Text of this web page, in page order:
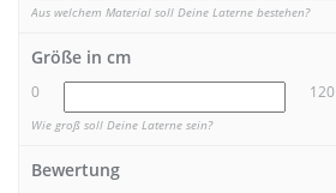
Aus welchem Material soll Deine Laterne bestehen?
Größe in cm
0 120
Wie groß soll Deine Laterne sein?
Bewertung